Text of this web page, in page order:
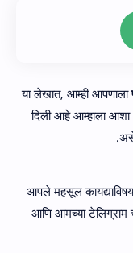
या लेखात, आम्ही आपणाला
दिली आहे आम्हाला
आपले महसूल
आणि आमच्या टेलिग्राम